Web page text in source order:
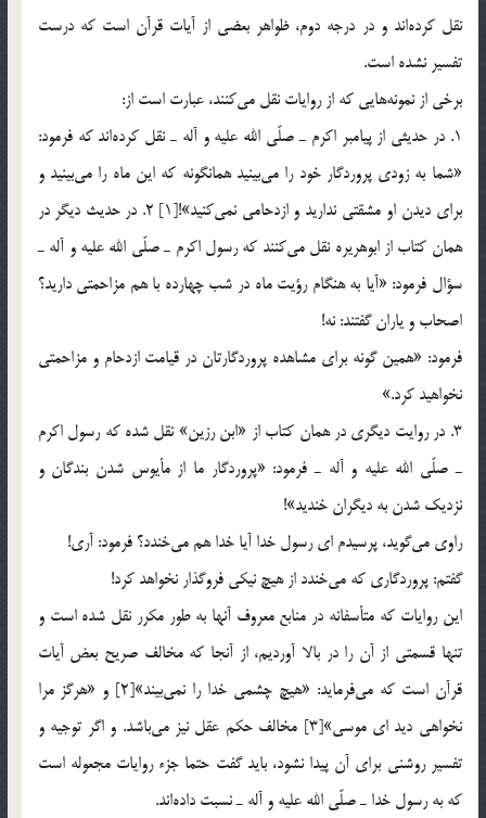
نقل كرده‌اند و در درجه دوم، ظواهر بعضي از آيات قرآن است كه درست
تفسير نشده است.
برخي از نمونه‌هايي كه از روايات نقل مي‌كنند، عبارت است از:
1. در حديثي از پيامبر اكرم ـ صلّي الله عليه و آله ـ نقل كرده‌اند كه فرمود:
«شما به زودي پروردگار خود را مي‌بينيد همانگونه كه اين ماه را مي‌بينيد و
براي ديدن او مشقتي نداريد و ازدحامي نمي‌كنيد»![1] 2. در حديث ديگر در
همان كتاب از ابوهريره نقل مي‌كنند كه رسول اكرم ـ صلّي الله عليه و آله ـ
سؤال فرمود: «آيا به هنگام رؤيت ماه در شب چهارده با هم مزاحمتي داريد؟
اصحاب و ياران گفتند: نه!
فرمود: «همين گونه براي مشاهده پروردگارتان در قيامت ازدحام و مزاحمتي
نخواهيد كرد.»
3. در روايت ديگري در همان كتاب از «ابن رزين» نقل شده كه رسول اكرم
ـ صلّي الله عليه و آله ـ فرمود: «پروردگار ما از مأيوس شدن بندگان و
نزديك شدن به ديگران خنديد»!
راوي مي‌گويد، پرسيدم اي رسول خدا آيا خدا هم مي‌خندد؟ فرمود: آري!
گفتم: پروردگاري كه مي‌خندد از هيچ نيكي فروگذار نخواهد كرد!
اين روايات كه متأسفانه در منابع معروف آنها به طور مكرر نقل شده است و
تنها قسمتي از آن را در بالا آورديم، از آنجا كه مخالف صريح بعض آيات
قرآن است كه مي‌فرمايد: «هيچ چشمي خدا را نمي‌بيند»[2] و «هرگز مرا
نخواهي ديد اي موسي»[3] مخالف حكم عقل نيز مي‌باشد. و اگر توجيه و
تفسير روشني براي آن پيدا نشود، بايد گفت حتما جزء روايات مجعوله است
كه به رسول خدا ـ صلّي الله عليه و آله ـ نسبت داده‌اند.